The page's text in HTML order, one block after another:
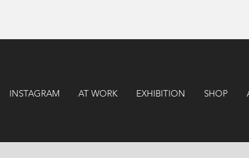
INSTAGRAM AT WORK EXHIBITION SHOP